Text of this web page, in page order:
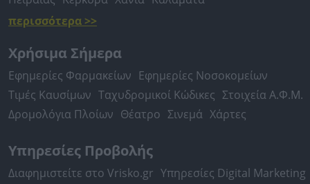
περισσότερα >>
Χρήσιμα Σήμερα
Εφημερίες Φαρμακείων Εφημερίες Νοσοκομείων
Τιμές Καυσίμων Ταχυδρομικοί Κώδικες Στοιχεία Α.Φ.Μ.
Δρομολόγια Πλοίων Θέατρο Σινεμά Χάρτες
Υπηρεσίες Προβολής
Διαφημιστείτε στο Vrisko.gr Υπηρεσίες Digital Marketing